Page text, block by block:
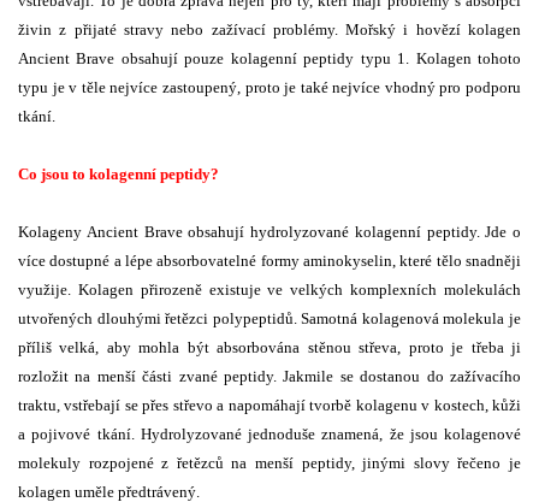
živin z přijaté stravy nebo zažívací problémy. Mořský i hovězí kolagen
Ancient Brave obsahují pouze kolagenní peptidy typu 1. Kolagen tohoto
typu je v těle nejvíce zastoupený, proto je také nejvíce vhodný pro podporu
tkání.
Co jsou to kolagenní peptidy?
Kolageny Ancient Brave obsahují hydrolyzované kolagenní peptidy. Jde o
více dostupné a lépe absorbovatelné formy aminokyselin, které tělo snadněji
využije. Kolagen přirozeně existuje ve velkých komplexních molekulách
utvořených dlouhými řetězci polypeptidů. Samotná kolagenová molekula je
příliš velká, aby mohla být absorbována stěnou střeva, proto je třeba ji
rozložit na menší části zvané peptidy. Jakmile se dostanou do zažívacího
traktu, vstřebají se přes střevo a napomáhají tvorbě kolagenu v kostech, kůži
a pojivové tkání. Hydrolyzované jednoduše znamená, že jsou kolagenové
molekuly rozpojené z řetězců na menší peptidy, jinými slovy řečeno je
kolagen uměle předtrávený.